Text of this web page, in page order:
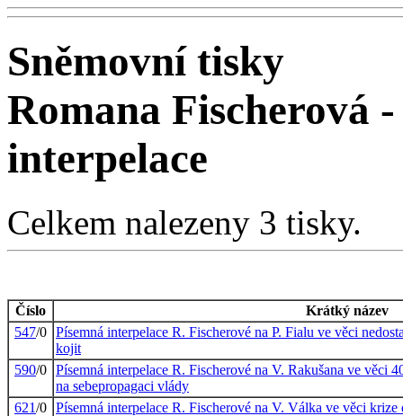
Sněmovní tisky
Romana Fischerová
interpelace
Celkem nalezeny 3 tisky.
Číslo
Krátký název
547/0 Písemná interpelace R. Fischerové na P. Fialu ve věci
kojit
590/0 Písemná interpelace R. Fischerové na V. Rakušana ve věci
na sebepropagaci vlády
621/0 Písemná interpelace R. Fischerové na V. Válka ve věci krize